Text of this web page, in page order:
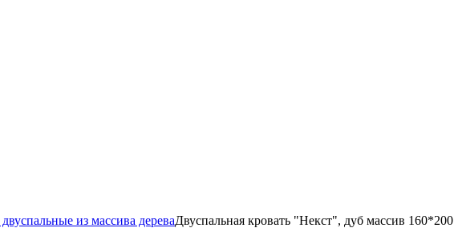
из массива дереваДвуспальная кровать "Некст", дуб массив 160*200